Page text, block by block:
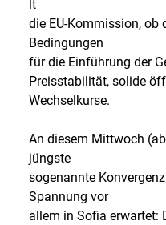
lt
die EU-Kommission, ob
Bedingungen
für die Einführung der
Preisstabilität, solide
Wechselkurse.
An diesem Mittwoch
jüngste
sogenannte
Spannung vor
allem in Sofia erwartet: